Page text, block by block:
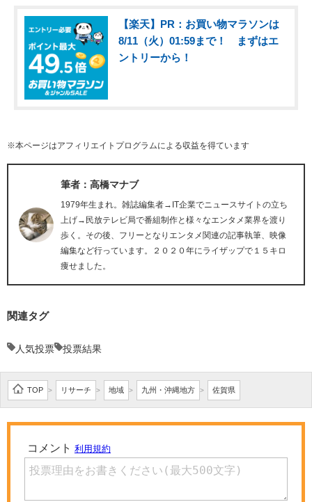
【楽天】PR：お買い物マラソンは
8/11（火）01:59まで！ まずはエ
ントリーから！
※本ページはアフィリエイトプログラムによる収益を得ています
筆者：高橋マナブ
1979年生まれ。雑誌編集者→IT企業でニュースサイトの立ち
上げ→民放テレビ局で番組制作と様々なエンタメ業界を渡り
歩く。その後、フリーとなりエンタメ関連の記事執筆、映像
編集など行っています。２０２０年にライザップで１５キロ
痩せました。
関連タグ
人気投票 投票結果
TOP > リサーチ > 地域 > 九州・沖縄地方 > 佐賀県